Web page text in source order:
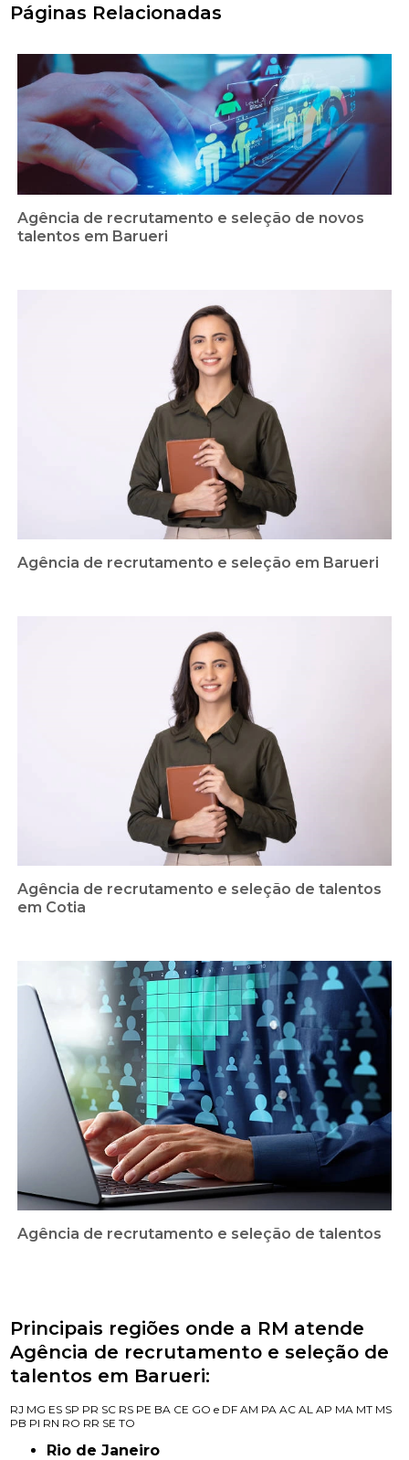
Páginas Relacionadas
Agência de recrutamento e seleção de novos
talentos em Barueri
Agência de recrutamento e seleção em Barueri
Agência de recrutamento e seleção de talentos
em Cotia
Agência de recrutamento e seleção de talentos
Principais regiões onde a RM atende
Agência de recrutamento e seleção de
talentos em Barueri:
RJ MG ES SP PR SC RS PE BA CE GO e DF AM PA AC AL AP MA MT MS
PB PI RN RO RR SE TO
Rio de Janeiro